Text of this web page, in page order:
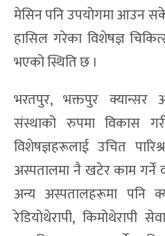
मेसिन पनि उपयोगमा आउन
हासिल गरेका विशेषज्ञ
भएको स्थिति छ ।
भरतपुर, भक्तपुर क्यान्सर
संस्थाको रुपमा विकास
विशेषज्ञहरूलाई उचित
अस्पतालमा नै खटेर काम गर्ने
अन्य अस्पतालहरूमा पनि
रेडियोथेरापी, किमोथेरापी